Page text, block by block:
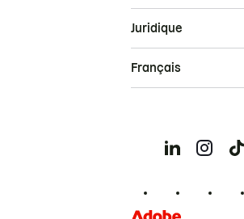
Juridique
Français